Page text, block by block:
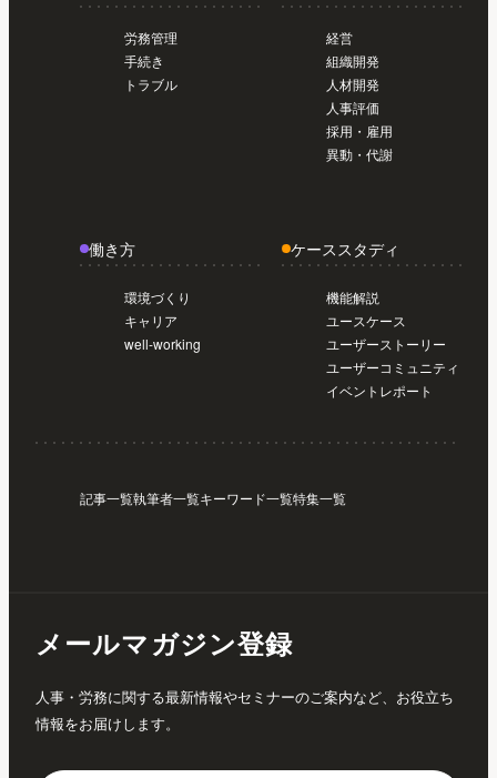
導入前準備編【初めてのSmartHR #02】
労務管理
手続き
トラブル
経営
組織開発
人材開発
人事評価
採用・雇用
異動・代謝
働き方
環境づくり
キャリア
well-working
ケーススタディ
機能解説
ユースケース
ユーザーストーリー
ユーザーコミュニティ
イベントレポート
記事一覧執筆者一覧キーワード一覧特集一覧
メールマガジン登録
人事・労務に関する最新情報やセミナーのご案内など、お役立ち
情報をお届けします。